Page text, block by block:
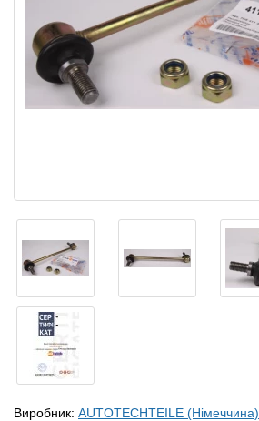
Виробник: AUTOTECHTEILE (Німеччина)